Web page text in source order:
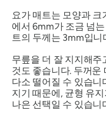
요가 매트는 모양과 크
에서 6mm가 조금 넘
트의 두께는 3mm입니
무릎을 더 잘 지지해
것도 좋습니다. 두꺼운
다소 떨어질 수 있습니
지기 때문에, 균형 유
나은 선택일 수 있습니